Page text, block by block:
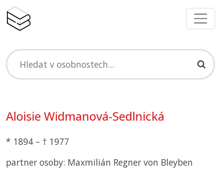
Aloisie Widmanová-Sedlnická
* 1894 – † 1977
partner osoby: Maxmilián Regner von Bleyben